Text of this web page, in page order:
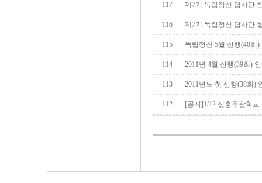
117 제7기 독립정신 답사단
116 제7기 독립정신 답사단
115 독립정신 5월 산행(40회)
114 2011년 4월 산행(39회)
113 2011년도 첫 산행(38회)
112 [공지]1/12 신흥무관학